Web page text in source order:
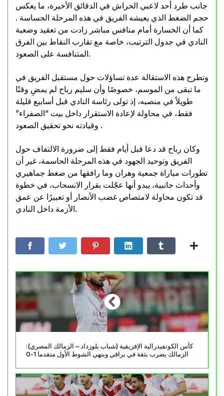
جانب طرد أحد لاعبي الحراش في الدقائق الأخيرة، ما يعكس
حجم الضغط الذي يعيشه الفريق في هذه المرحلة الحساسة .
كما أن الخسارة أمام منافس مباشر زادت من تعقيد وضعية
النادي في جدول الترتيب، خاصة مع تقارب النقاط بين الفرق
المتنافسة على الصعود.
وتطرح هذه الاستقالة عدة تساؤلات حول مستقبل الفريق في
ما تبقى من الموسم، خصوصًا وأن سليم رباح لم يمضِ وقتًا
طويلاً في منصبه، إذ تولى رئاسة النادي قبل أسابيع قليلة
فقط، في محاولة لإعادة الاستقرار داخل بيت “الصفراء”
وقيادته نحو تحقيق الصعود .
وكان رباح قد دعا قبل أيام فقط إلى ضرورة الالتفاف حول
الفريق وتوحيد الجهود في هذه المرحلة الحاسمة، غير أن
تطورات مباراة جمعية وهران وما رافقها من ضغط جماهيري
وأحداث جانبية، يبدو أنها عجّلت بقرار الانسحاب، في خطوة
قد تكون محاولة لامتصاص غضب الأنصار أو تعبيرًا عن عمق
الأزمة داخل النادي.
كأس الكونفيدرالية الإفريقية (شباب بلوزداد – الزمالك المصري):
الزمالك يضرب بثقة في براقي وينهي الشوط الأول متقدما 1-0